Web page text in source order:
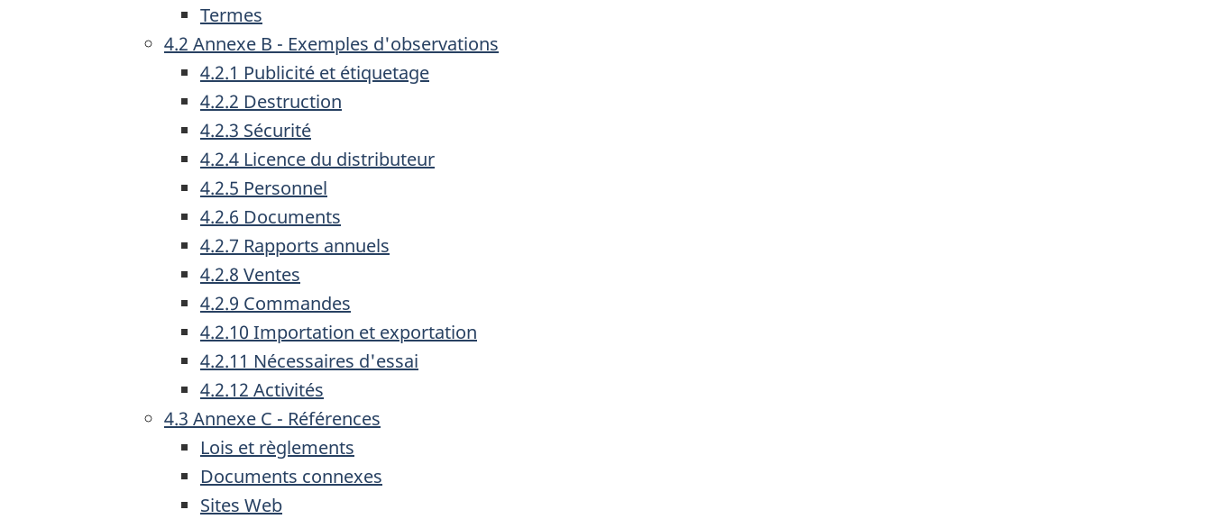
Termes
4.2 Annexe B - Exemples d'observations
4.2.1 Publicité et étiquetage
4.2.2 Destruction
4.2.3 Sécurité
4.2.4 Licence du distributeur
4.2.5 Personnel
4.2.6 Documents
4.2.7 Rapports annuels
4.2.8 Ventes
4.2.9 Commandes
4.2.10 Importation et exportation
4.2.11 Nécessaires d'essai
4.2.12 Activités
4.3 Annexe C - Références
Lois et règlements
Documents connexes
Sites Web